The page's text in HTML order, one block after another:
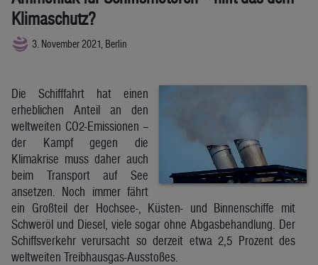
Klimaschutz?
3. November 2021, Berlin
Die Schifffahrt hat einen
erheblichen Anteil an den
weltweiten CO2-Emissionen –
der Kampf gegen die
Klimakrise muss daher auch
beim Transport auf See
ansetzen. Noch immer fährt
ein Großteil der Hochsee-, Küsten- und Binnenschiffe mit
Schweröl und Diesel, viele sogar ohne Abgasbehandlung. Der
Schiffsverkehr verursacht so derzeit etwa 2,5 Prozent des
weltweiten Treibhausgas-Ausstoßes.